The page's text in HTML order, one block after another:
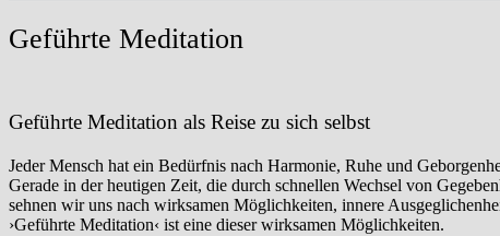
Geführte Meditation
Geführte Meditation als Reise zu sich selbst
Jeder Mensch hat ein Bedürfnis nach Harmonie, Ruhe und
Gerade in der heutigen Zeit, die durch schnellen Wechsel von
sehnen wir uns nach wirksamen Möglichkeiten, innere
›Geführte Meditation‹ ist eine dieser wirksamen Möglichkeiten.